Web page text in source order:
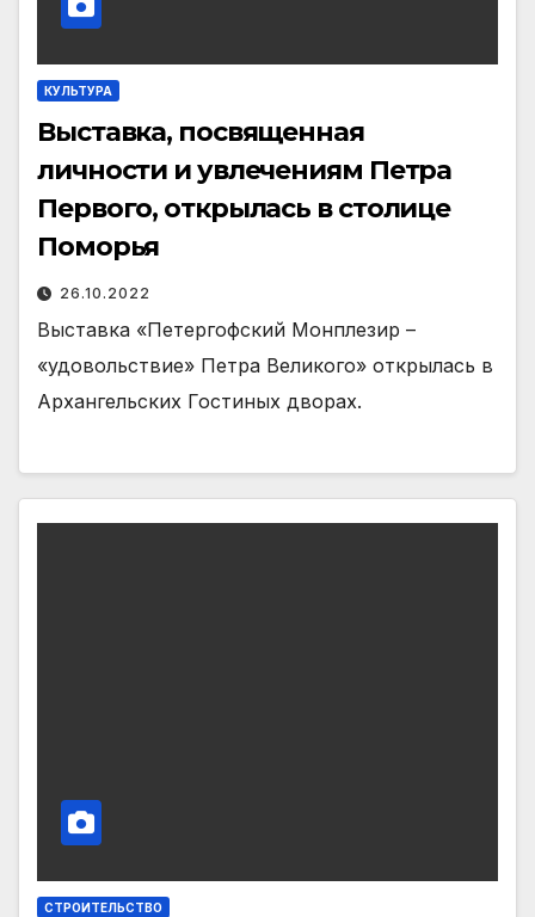
КУЛЬТУРА
Выставка, посвященная
личности и увлечениям Петра
Первого, открылась в столице
Поморья
26.10.2022
Выставка «Петергофский Монплезир –
«удовольствие» Петра Великого» открылась в
Архангельских Гостиных дворах.
СТРОИТЕЛЬСТВО